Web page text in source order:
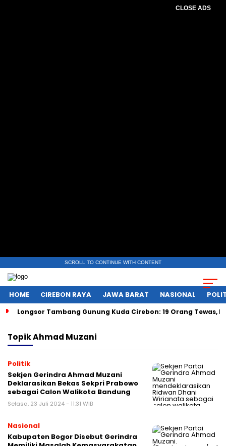
CLOSE ADS
SCROLL TO CONTINUE WITH CONTENT
HOME CIREBON RAYA JAWA BARAT NASIONAL
Longsor Tambang Gunung Kuda Cirebon: 19 Orang Tewas,
TopikAhmad Muzani
Politik
Sekjen Gerindra Ahmad Muzani
Deklarasikan Bekas Sekpri Prabowo
sebagai Calon Walikota Bandung
Selasa, 23 Juli 2024 - 11:31 WIB
Nasional
Kabupaten Bogor Disebut Gerindra